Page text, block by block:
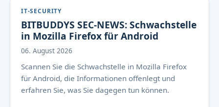
IT-SECURITY
BITBUDDYS SEC-NEWS: Schwachstelle
in Mozilla Firefox für Android
06. August 2026
Scannen Sie die Schwachstelle in Mozilla Firefox
für Android, die Informationen offenlegt und
erfahren Sie, was Sie dagegen tun können.